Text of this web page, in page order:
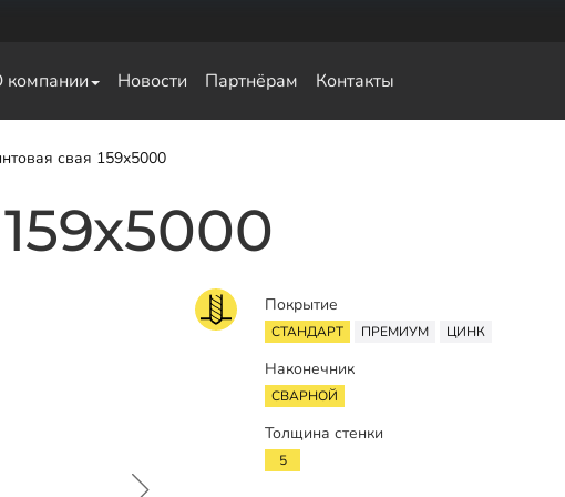
компании Новости Партнёрам Контакты
свая 159х5000
Покрытие
СТАНДАРТ ПРЕМИУМ ЦИНК
Наконечник
СВАРНОЙ
Толщина стенки
5